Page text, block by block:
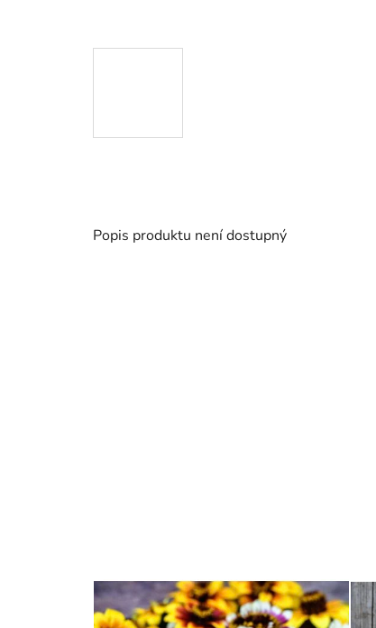
Popis produktu není dostupný